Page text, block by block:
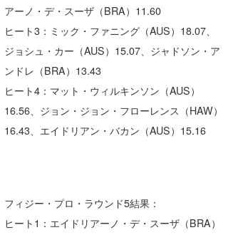
アーノ・デ・スーザ（BRA）11.60
ヒート3：ミック・ファニング（AUS）18.07、
ジョシュ・カー（AUS）15.07、ジャドソン・ア
ンドレ（BRA）13.43
ヒート4：マット・ウィルキンソン（AUS）
16.56、ジョン・ジョン・フローレンス（HAW）
16.43、エイドリアン・バカン（AUS）15.16
フィジー・プロ・ラウンド5結果：
ヒート1：エイドリアーノ・デ・スーザ（BRA）